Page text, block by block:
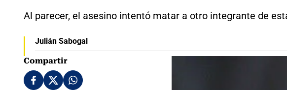
Al parecer, el asesino intentó matar a otro integrante de
Julián Sabogal
Compartir